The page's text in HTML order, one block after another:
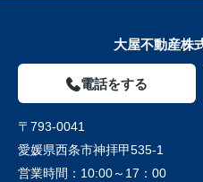
大屋不動産
電話をする
〒793-0041
愛媛県西条市神拝甲535-1
営業時間： 10:00～17：00